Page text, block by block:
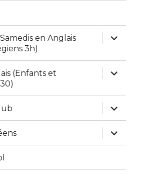
en Anglais
3h)
ouvrir
le
menu
(Enfants et
ouvrir
le
menu
ouvrir
le
sous-
menu
ouvrir
le
sous-